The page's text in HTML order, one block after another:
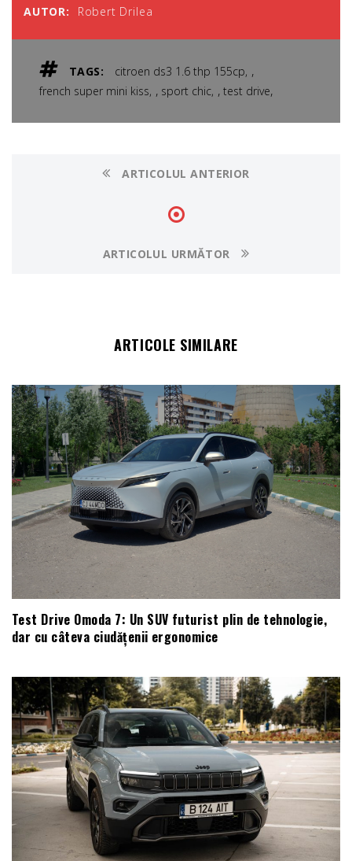
AUTOR: Robert Drilea
TAGS: citroen ds3 1.6 thp 155cp ,
french super mini kiss , sport chic , test drive,
ARTICOLUL ANTERIOR
ARTICOLUL URMĂTOR
ARTICOLE SIMILARE
Test Drive Omoda 7: Un SUV futurist plin de tehnologie,
dar cu câteva ciudățenii ergonomice